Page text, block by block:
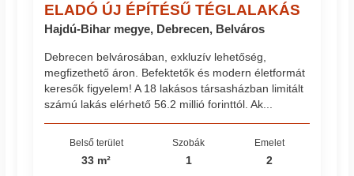
ELADÓ ÚJ ÉPÍTÉSŰ TÉGLALAKÁS
Hajdú-Bihar megye, Debrecen, Belváros
Debrecen belvárosában, exkluzív lehetőség,
megfizethető áron. Befektetők és modern életformát
keresők figyelem! A 18 lakásos társasházban limitált
számú lakás elérhető 56.2 millió forinttól. Ak...
Belső terület
33 m²
Szobák
1
Emelet
2